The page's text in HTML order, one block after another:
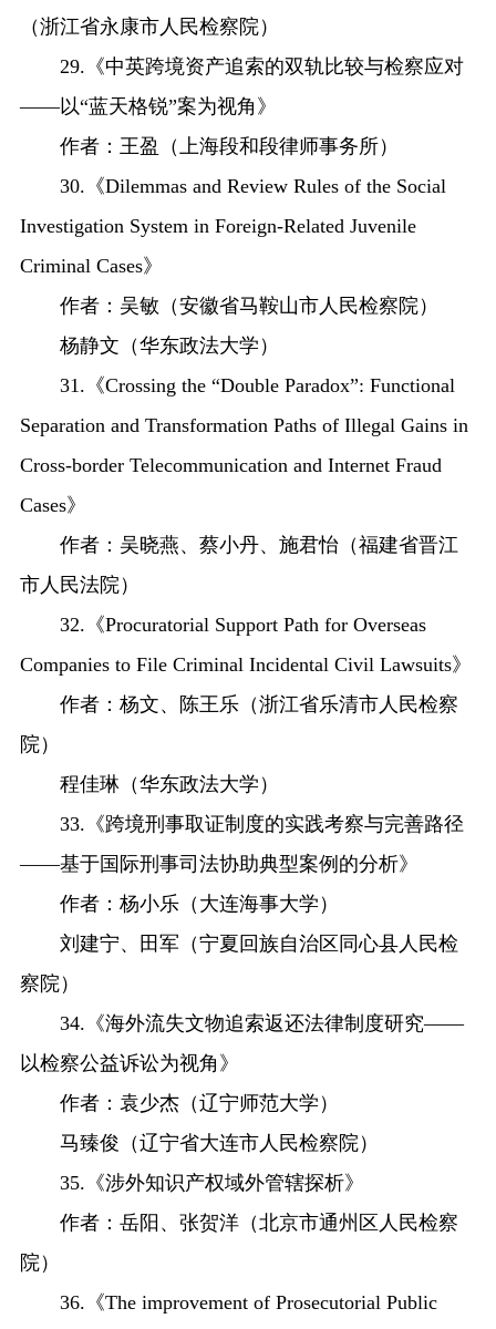
（浙江省永康市人民检察院）
29.《中英跨境资产追索的双轨比较与检察应对
——以“蓝天格锐”案为视角》
作者：王盈（上海段和段律师事务所）
30.《Dilemmas and Review Rules of the Social
Investigation System in Foreign-Related Juvenile
Criminal Cases》
作者：吴敏（安徽省马鞍山市人民检察院）
杨静文（华东政法大学）
31.《Crossing the “Double Paradox”: Functional
Separation and Transformation Paths of Illegal Gains in
Cross-border Telecommunication and Internet Fraud
Cases》
作者：吴晓燕、蔡小丹、施君怡（福建省晋江
市人民法院）
32.《Procuratorial Support Path for Overseas
Companies to File Criminal Incidental Civil Lawsuits》
作者：杨文、陈王乐（浙江省乐清市人民检察
院）
程佳琳（华东政法大学）
33.《跨境刑事取证制度的实践考察与完善路径
——基于国际刑事司法协助典型案例的分析》
作者：杨小乐（大连海事大学）
刘建宁、田军（宁夏回族自治区同心县人民检
察院）
34.《海外流失文物追索返还法律制度研究——
以检察公益诉讼为视角》
作者：袁少杰（辽宁师范大学）
马臻俊（辽宁省大连市人民检察院）
35.《涉外知识产权域外管辖探析》
作者：岳阳、张贺洋（北京市通州区人民检察
院）
36.《The improvement of Prosecutorial Public